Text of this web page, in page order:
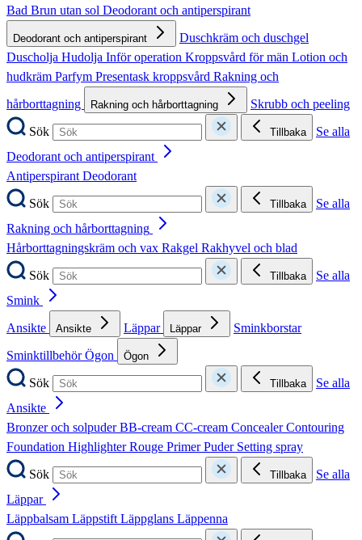
Bad Brun utan sol Deodorant och antiperspirant
Deodorant och antiperspirant
Duschkräm och duschgel
Duscholja Hudolja Inför operation Kroppsvård för män Lotion och
hudkräm Parfym Presentask kroppsvård Rakning och
hårborttagning
Rakning och hårborttagning
Skrubb och peeling
Sök
Tillbaka
Se alla
Deodorant och antiperspirant
AntiperspirantDeodorant
Sök
Tillbaka
Se alla
Rakning och hårborttagning
Hårborttagningskräm och vax Rakgel Rakhyvel och blad
Sök
Tillbaka
Se alla
Smink
Ansikte
Ansikte Läppar Läppar
Sminkborstar
SminktillbehörÖgon Ögon
Sök Tillbaka
Se alla
Ansikte
Bronzer och solpuderBB-cream CC-cream ConcealerContouring
Foundation HighlighterRouge PrimerPuder Setting spray
Sök
Tillbaka
Se alla
Läppar
Läppbalsam LäppstiftLäppglans Läppenna